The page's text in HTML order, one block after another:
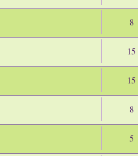
8
15
15
8
5